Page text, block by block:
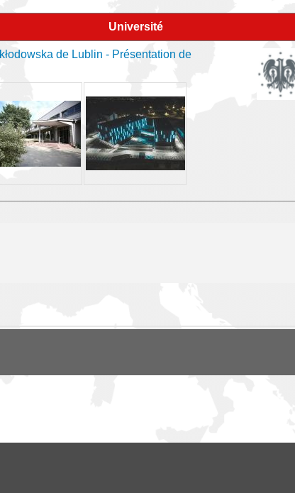
Université
de Lublin - Présentation de